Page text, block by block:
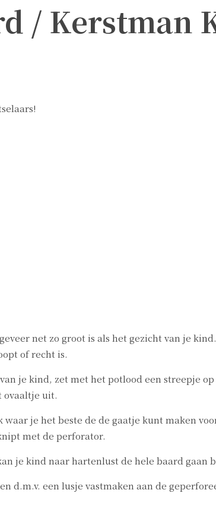
/ Kerstman
net zo groot is als het gezicht van je
of recht is.
je kind, zet met het potlood een streepje
ovaaltje uit.
je het beste de de gaatje kunt maken
met de perforator.
je kind naar hartenlust de hele baard gaan
d.m.v. een lusje vastmaken aan de